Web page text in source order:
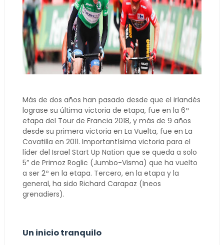
Más de dos años han pasado desde que el irlandés
lograse su última victoria de etapa, fue en la 6ª
etapa del Tour de Francia 2018, y más de 9 años
desde su primera victoria en La Vuelta, fue en La
Covatilla en 2011. Importantísima victoria para el
líder del Israel Start Up Nation que se queda a solo
5” de Primoz Roglic (Jumbo-Visma) que ha vuelto
a ser 2º en la etapa. Tercero, en la etapa y la
general, ha sido Richard Carapaz (Ineos
grenadiers).
Un inicio tranquilo